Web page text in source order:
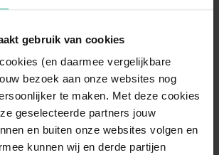
gebruik van cookies
(en daarmee vergelijkbare
bezoek aan onze websites nog
te maken. Met deze cookies
geselecteerde partners jouw
en buiten onze websites volgen en
kunnen wij en derde partijen
Toon